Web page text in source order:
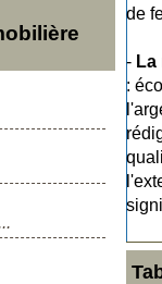
de
-
: